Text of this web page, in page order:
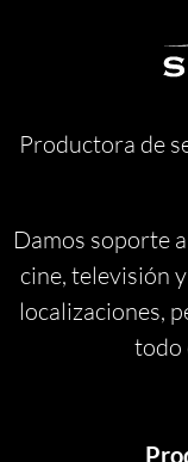
Productora de
Damos soporte
cine, televisión
localizaciones,
todo